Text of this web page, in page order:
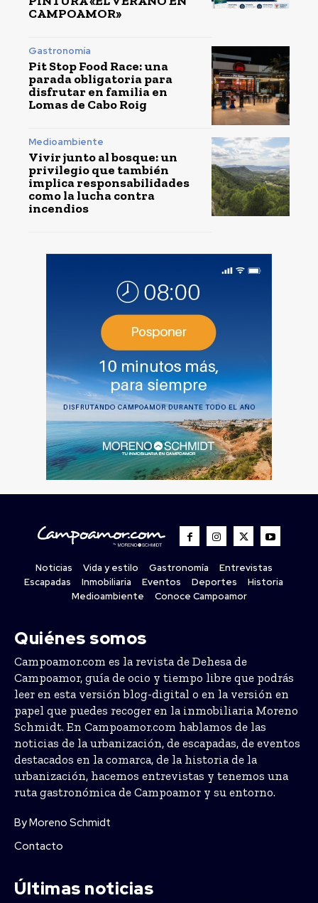
CAMPOAMOR»
Gastronomía
Pit Stop Food Race: una
parada obligatoria para
disfrutar en familia en
Lomas de Cabo Roig
Medioambiente
Vivir junto al bosque: un
privilegio que también
implica responsabilidades
como la lucha contra
incendios
Noticias Vida y estilo Gastronomía
Entrevistas
Escapadas
Inmobiliaria Eventos Deportes
Historia
Medioambiente
Conoce Campoamor
Quiénes somos
Campoamor.com es la revista de Dehesa de
Campoamor, guía de ocio y tiempo libre que podrás
leer en esta versión blog-digital o en la versión en
papel que puedes recoger en la inmobiliaria Moreno
Schmidt. En Campoamor.com hablamos de las
noticias de la urbanización, de escapadas, de eventos
destacados en la comarca, de la historia de la
urbanización, hacemos entrevistas y tenemos una
ruta gastronómica de Campoamor y su entorno.
By Moreno Schmidt
Contacto
Últimas noticias